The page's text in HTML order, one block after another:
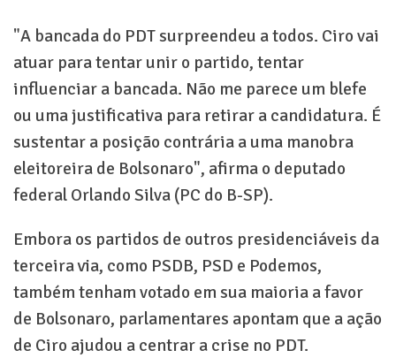
"A bancada do PDT surpreendeu a todos. Ciro vai
atuar para tentar unir o partido, tentar
influenciar a bancada. Não me parece um blefe
ou uma justificativa para retirar a candidatura. É
sustentar a posição contrária a uma manobra
eleitoreira de Bolsonaro", afirma o deputado
federal Orlando Silva (PC do B-SP).
Embora os partidos de outros presidenciáveis da
terceira via, como PSDB, PSD e Podemos,
também tenham votado em sua maioria a favor
de Bolsonaro, parlamentares apontam que a ação
de Ciro ajudou a centrar a crise no PDT.